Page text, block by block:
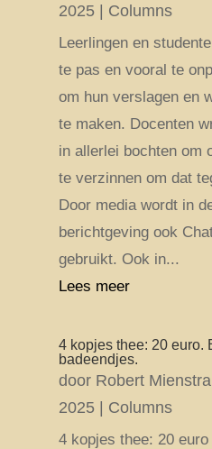
2025| Columns
Leerlingen en
te pas en vooral te
om hun verslagen en
te maken. Docenten
in allerlei bochten om
te verzinnen om dat
Door media wordt in
berichtgeving ook
gebruikt. Ook in...
Lees meer
4 kopjes thee: 20 euro.
badeendjes.
door Robert Mienstra
2025| Columns
4 kopjes thee: 20